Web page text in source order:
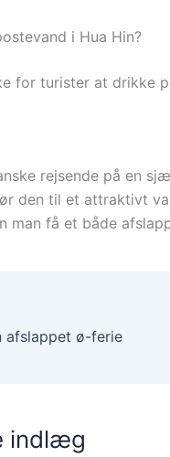
i Hua Hin?
for turister at drikke
rejsende på en
den til et attraktivt
man få et både
afslappet ø-ferie
indlæg